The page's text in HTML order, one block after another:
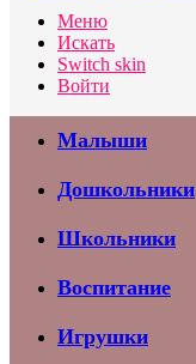
Меню
Искать
Switch skin
Войти
Малыши
Дошкольники
Школьники
Воспитание
Игрушки